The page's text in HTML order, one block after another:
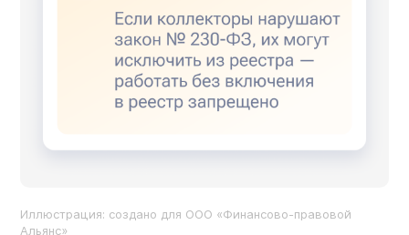
Иллюстрация: создано для ООО «Финансово-правовой
Альянс»